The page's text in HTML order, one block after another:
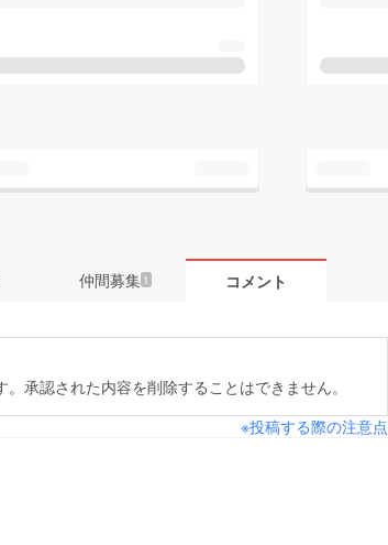
仲間募集 1 コメント
承認された内容を削除することはできません。
※投稿する際の注意点